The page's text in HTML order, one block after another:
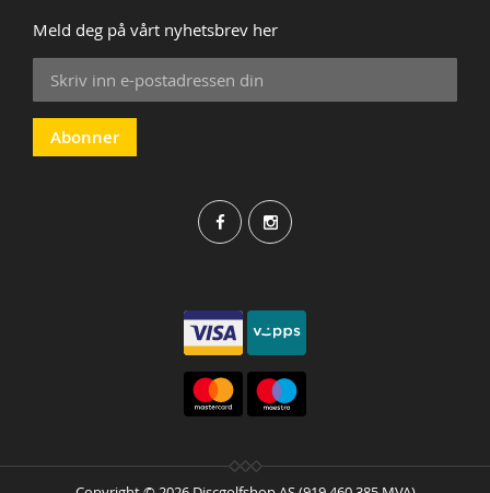
Meld deg på vårt nyhetsbrev her
Sign
Up
for
Our
Newsletter:
Abonner